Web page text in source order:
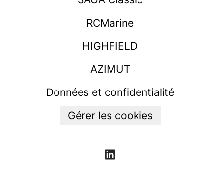
RCMarine
HIGHFIELD
AZIMUT
Données et confidentialité
Gérer les cookies